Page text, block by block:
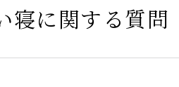
寝に関する質問